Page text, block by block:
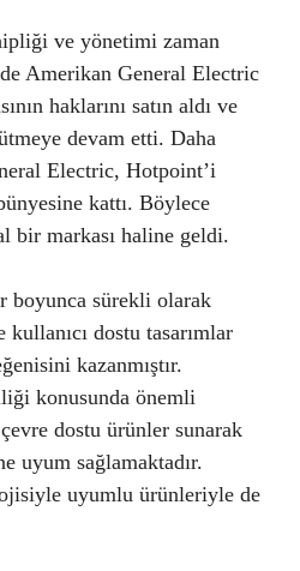
ve yönetimi zaman
Amerikan General Electric
haklarını satın aldı ve
devam etti. Daha
Electric, Hotpoint’i
kattı. Böylece
bir markası haline geldi.
boyunca sürekli olarak
dostu tasarımlar
kazanmıştır.
konusunda önemli
dostu ürünler sunarak
uyum sağlamaktadır.
uyumlu ürünleriyle de